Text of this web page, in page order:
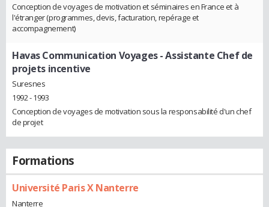
Conception de voyages de motivation et séminaires en France et à
l'étranger (programmes, devis, facturation, repérage et
accompagnement)
Havas Communication Voyages- Assistante Chef de
projets incentive
Suresnes
1992 - 1993
Conception de voyages de motivation sous la responsabilité d'un chef
de projet
Formations
Université Paris X Nanterre
Nanterre